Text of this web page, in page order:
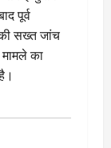
पूर्व
सख्त जांच
का